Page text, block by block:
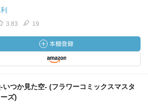
3.83 19
いつか見た空- (フラワーコミックスマスタ
ズ)